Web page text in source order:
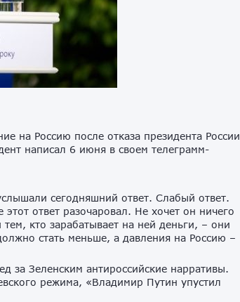
на Россию после отказа президента России
написал 6 июня в своем телеграмм-
сегодняшний ответ. Слабый ответ.
ответ разочаровал. Не хочет он ничего
кто зарабатывает на ней деньги, – они
стать меньше, а давления на Россию –
за Зеленским антироссийские нарративы.
режима, «Владимир Путин упустил